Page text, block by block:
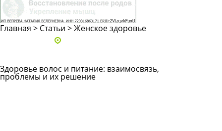
Главная > Статьи >Женское здоровье
Здоровье волос и питание: взаимосвязь,
проблемы и их решение